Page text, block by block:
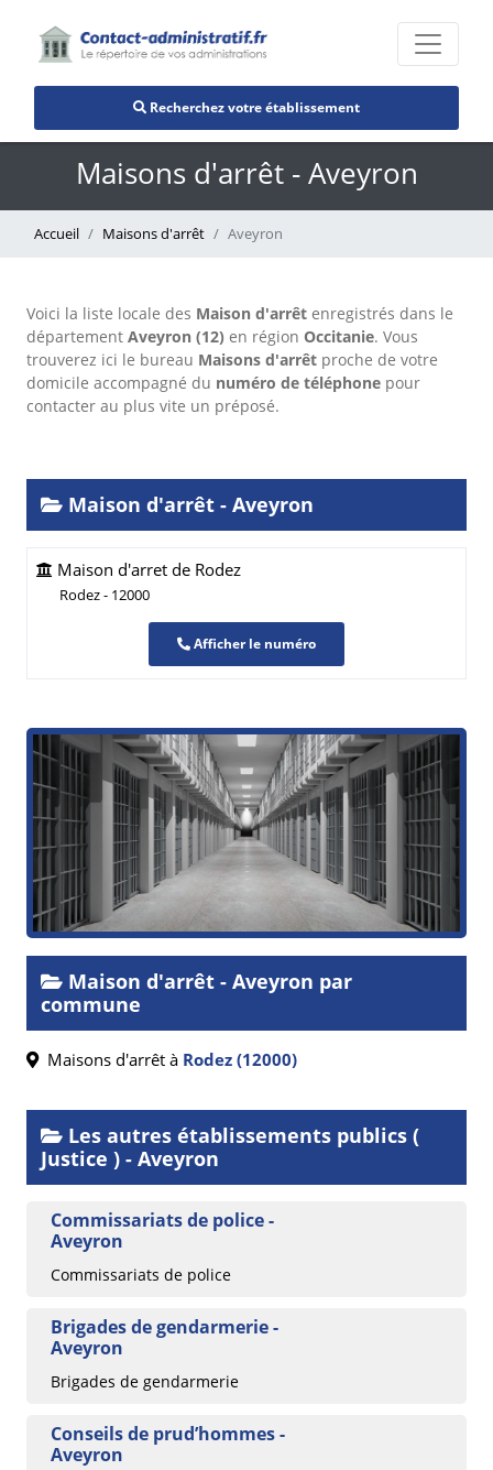
Recherchez votre établissement
Maisons d'arrêt - Aveyron
Accueil Maisons d'arrêt Aveyron
Voici la liste locale des Maison d'arrêt enregistrés dans le
département Aveyron (12) en région Occitanie. Vous
trouverez ici le bureau Maisons d'arrêt proche de votre
domicile accompagné du numéro de téléphone pour
contacter au plus vite un préposé.
Maison d'arrêt - Aveyron
Maison d'arret de Rodez
Rodez - 12000
Afficher le numéro
Maison d'arrêt - Aveyron par
commune
Maisons d'arrêt à Rodez (12000)
Les autres établissements publics (
Justice ) - Aveyron
Commissariats de police -
Aveyron
Commissariats de police
Brigades de gendarmerie -
Aveyron
Brigades de gendarmerie
Conseils de prud’hommes -
Aveyron